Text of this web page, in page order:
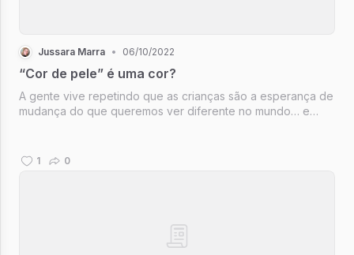
Jussara Marra • 06/10/2022
“Cor de pele” é uma cor?
A gente vive repetindo que as crianças são a esperança de
mudança do que queremos ver diferente no mundo… e
“vermelho, “verde”. C...
1 0